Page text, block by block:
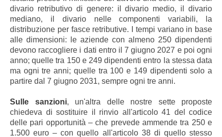
divario retributivo di genere: il divario medio, il divario
mediano, il divario nelle componenti variabili, la
distribuzione per fasce retributive. I tempi variano in base
alle dimensioni: le aziende con almeno 250 dipendenti
devono raccogliere i dati entro il 7 giugno 2027 e poi ogni
anno; quelle tra 150 e 249 dipendenti entro la stessa data
ma ogni tre anni; quelle tra 100 e 149 dipendenti solo a
partire dal 7 giugno 2031, sempre ogni tre anni.
Sulle sanzioni, un'altra delle nostre sette proposte
chiedeva di sostituire il rinvio all'articolo 41 del codice
delle pari opportunità – che prevede ammende tra 250 e
1.500 euro – con quello all'articolo 38 di quello stesso